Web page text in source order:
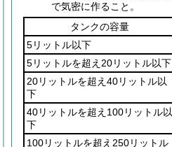
で気密に作ること。
タンクの容量
5リットル以下
5リットルを超え20リットル以下
20リットルを超え40リットル以
下
40リットルを超え100リットル以
下
100リットルを超え250リットル